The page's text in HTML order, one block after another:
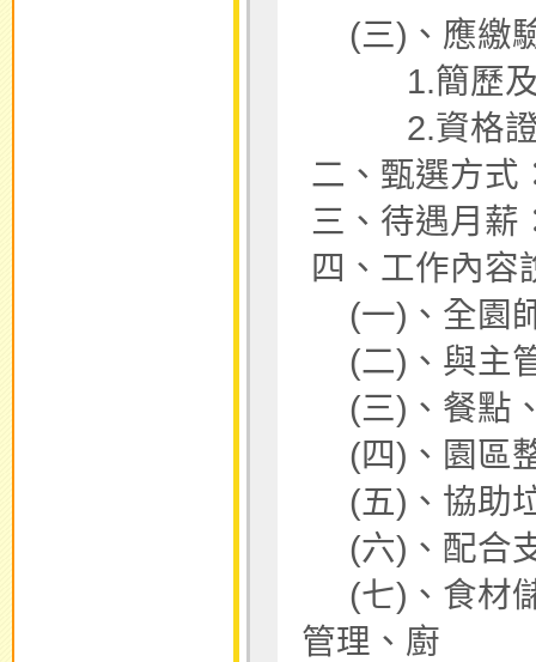
(三)、應繳
1.簡歷及
2.資格證
二、甄選方式
三、待遇月薪
四、工作內容
(一)、全園
(二)、與主
(三)、餐點
(四)、園區
(五)、協助
(六)、配合
(七)、食材
管理、廚